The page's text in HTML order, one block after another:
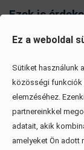
Ez a weboldal
Sütiket használunk
közösségi
elemzéséhez.
partnereinkkel
adatait, akik
amelyeket Ön adott
Ezek is